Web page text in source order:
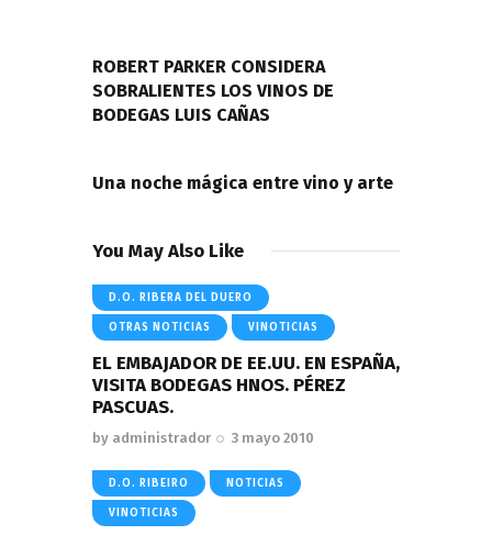
entradas
ROBERT PARKER CONSIDERA
SOBRALIENTES LOS VINOS DE
BODEGAS LUIS CAÑAS
Una noche mágica entre vino y arte
You May Also Like
D.O. RIBERA DEL DUERO
OTRAS NOTICIAS VINOTICIAS
EL EMBAJADOR DE EE.UU. EN ESPAÑA,
VISITA BODEGAS HNOS. PÉREZ
PASCUAS.
by administrador 3 mayo 2010
D.O. RIBEIRO NOTICIAS
VINOTICIAS